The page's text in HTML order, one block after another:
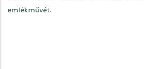
emlékművét.